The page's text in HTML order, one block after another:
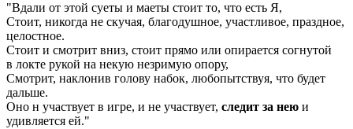
"Вдали от этой суеты и маеты стоит то, что есть Я,
Стоит, никогда не скучая, благодушное, участливое, праздное,
целостное.
Стоит и смотрит вниз, стоит прямо или опирается согнутой
в локте рукой на некую незримую опору,
Смотрит, наклонив голову набок, любопытствуя, что будет
дальше.
Оно н участвует в игре, и не участвует, следит за нею и
удивляется ей."